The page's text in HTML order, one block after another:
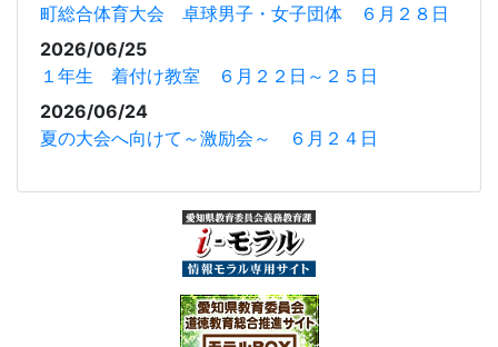
町総合体育大会 卓球男子・女子団体 ６月２８日
2026/06/25
１年生 着付け教室 ６月２２日～２５日
2026/06/24
夏の大会へ向けて～激励会～ ６月２４日